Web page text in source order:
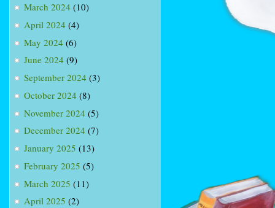
March 2024 (10)
April 2024 (4)
May 2024 (6)
June 2024 (9)
September 2024 (3)
October 2024 (8)
November 2024 (5)
December 2024 (7)
January 2025 (13)
February 2025 (5)
March 2025 (11)
April 2025 (2)